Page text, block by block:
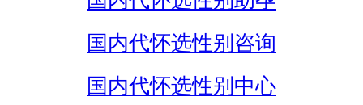
国内代怀选性别咨询
国内代怀选性别中心